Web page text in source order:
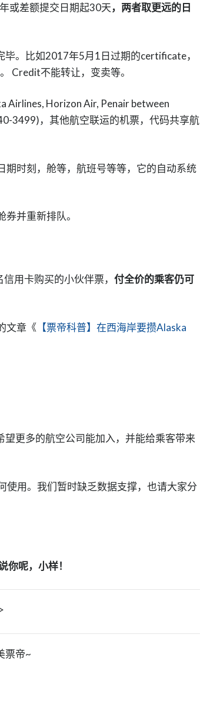
或差额提交日期起30天，两者取更远的日
。比如2017年5月1日过期的certificate，
Credit不能转让，变卖等。
Airlines, Horizon Air, Penair between
3499)，其他航空联运的机票，代码共享航
期时刻，舱等，航班号等等，它的自动系统
并重新排队。
用卡购买的小伙伴票， 付全价的乘客仍可
文章《 【票帝科普】在西海岸要攒Alaska
更多的航空公司能加入，并能给乘客带来
用。我们暂时缺乏数据支撑，也请大家分
你呢，小样！
票帝~